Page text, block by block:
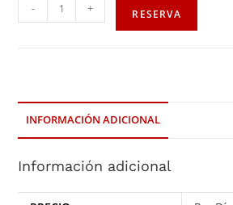
- + RESERVA
INFORMACIÓN ADICIONAL
Información adicional